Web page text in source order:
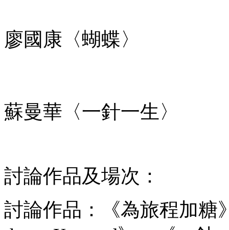
廖國康〈蝴蝶〉
蘇曼華〈一針一生〉
討論作品及場次：
討論作品：《為旅程加糖